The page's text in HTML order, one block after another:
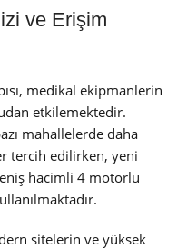
ve Erişim
medikal ekipmanlerin
etkilemektedir.
mahallelerde daha
tercih edilirken, yeni
hacimli 4 motorlu
sitelerin ve yüksek